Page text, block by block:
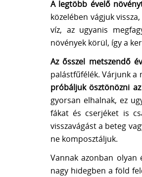
A legtöbb évelő
közelében vágjuk
víz, az ugyanis
növények körül, így a
Az ősszel metszendő
palástfűfélék. Várjunk a
próbáljuk ösztönözni
gyorsan elhalnak, ez
fákat és cserjéket is
visszavágást a beteg
ne komposztáljuk.
Vannak azonban olyan
nagy hidegben a föld